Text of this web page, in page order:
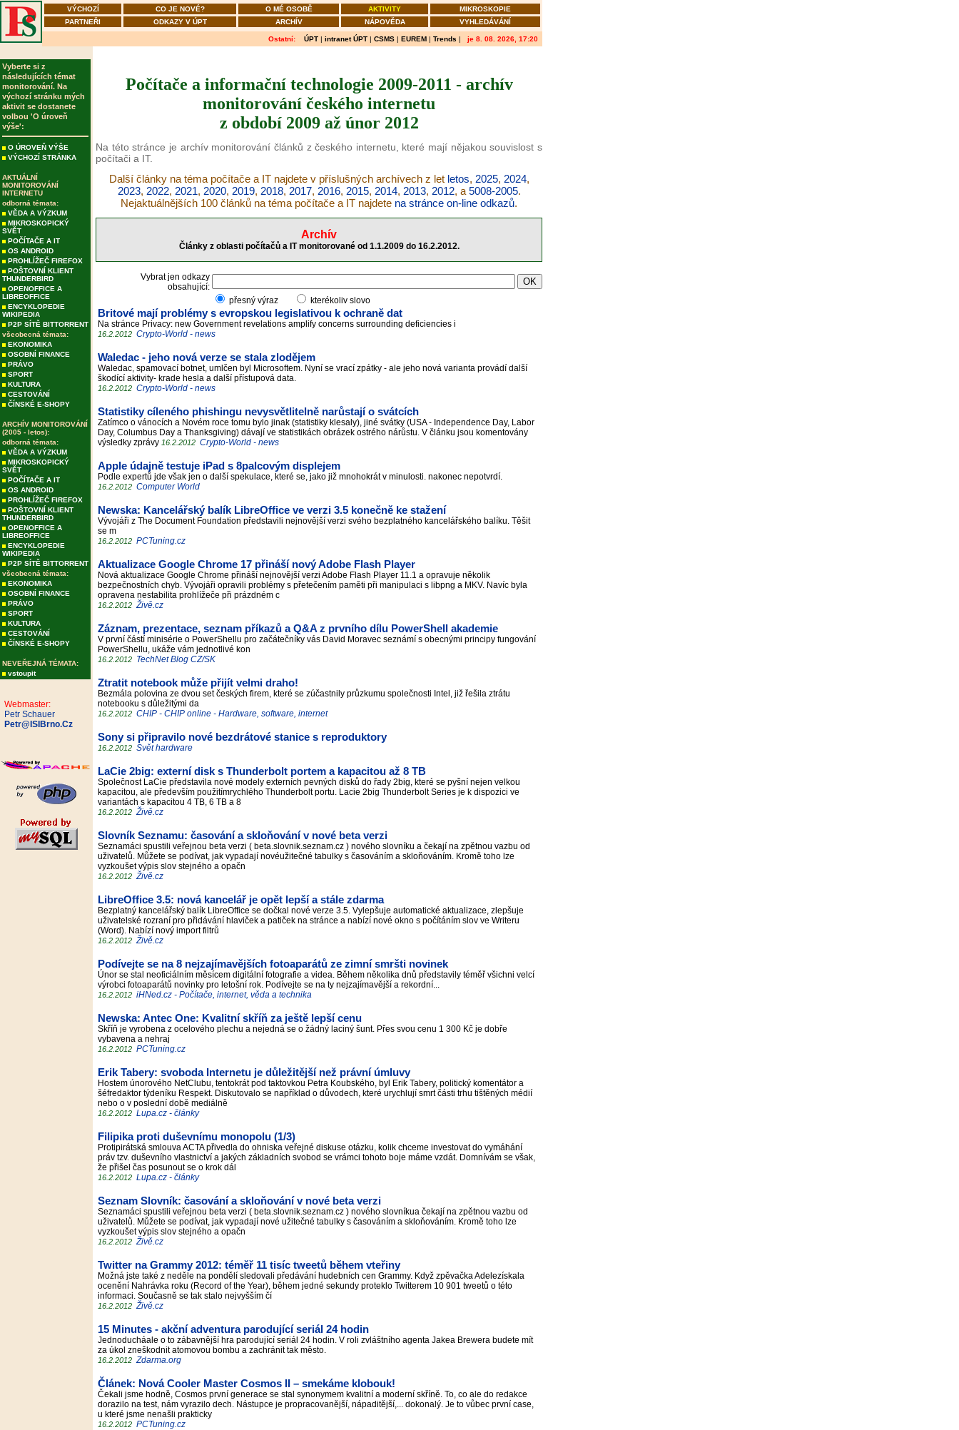
VÝCHOZÍ CO JE NOVÉ? O MÉ OSOBĚ AKTIVITY
MIKROSKOPIE
PARTNEŘI
ODKAZY V ÚPT ARCHÍV NÁPOVĚDA VYHLEDÁVÁNÍ
Ostatní: ÚPT | intranet ÚPT | CSMS | EUREM | Trends | je 8. 08. 2026, 17:20
Vyberte si z
následujících témat
monitorování. Na
výchozí stránku mých
aktivit se dostanete
volbou 'O úroveň
výše':
O ÚROVEŇ VÝŠE
VÝCHOZÍ STRÁNKA
AKTUÁLNÍ
MONITOROVÁNÍ
INTERNETU
odborná témata:
VĚDA A VÝZKUM
MIKROSKOPICKÝ
SVĚT
POČÍTAČE A IT
OS ANDROID
PROHLÍŽEČ FIREFOX
POŠTOVNÍ KLIENT
THUNDERBIRD
OPENOFFICE A
LIBREOFFICE
ENCYKLOPEDIE
WIKIPEDIA
P2P SÍTĚ BITTORRENT
všeobecná témata:
EKONOMIKA
OSOBNÍ FINANCE
PRÁVO
SPORT
KULTURA
CESTOVÁNÍ
ČÍNSKÉ E-SHOPY
ARCHÍV MONITOROVÁNÍ
(2005 - letos):
odborná témata:
VĚDA A VÝZKUM
MIKROSKOPICKÝ
SVĚT
POČÍTAČE A IT
OS ANDROID
PROHLÍŽEČ FIREFOX
POŠTOVNÍ KLIENT
THUNDERBIRD
OPENOFFICE A
LIBREOFFICE
ENCYKLOPEDIE
WIKIPEDIA
P2P SÍTĚ BITTORRENT
všeobecná témata:
EKONOMIKA
OSOBNÍ FINANCE
PRÁVO
SPORT
KULTURA
CESTOVÁNÍ
ČÍNSKÉ E-SHOPY
NEVEŘEJNÁ TÉMATA:
vstoupit
Webmaster:
Petr Schauer
Petr@ISIBrno.Cz
Počítače a informační technologie 2009-2011 - archív
monitorování českého internetu
z období 2009 až únor 2012
Na této stránce je archív monitorování článků z českého internetu, které mají nějakou souvislost s
počítači a IT.
Další články na téma počítače a IT najdete v příslušných archívech z let letos, 2025, 2024,
2023, 2022, 2021, 2020, 2019, 2018, 2017, 2016, 2015, 2014, 2013, 2012, a 5008-2005.
Nejaktuálnějších 100 článků na téma počítače a IT najdete na stránce on-line odkazů.
Archív
Články z oblasti počítačů a IT monitorované od 1.1.2009 do 16.2.2012.
Vybrat jen odkazy
obsahující:
přesný výraz
kterékoliv slovo
Britové mají problémy s evropskou legislativou k ochraně dat
Na stránce Privacy: new Government revelations amplify concerns surrounding deficiencies i
16.2.2012 Crypto-World - news
Waledac - jeho nová verze se stala zlodějem
Waledac, spamovací botnet, umlčen byl Microsoftem. Nyní se vrací zpátky - ale jeho nová varianta provádí další
škodící aktivity- krade hesla a další přístupová data.
16.2.2012 Crypto-World - news
Statistiky cíleného phishingu nevysvětlitelně narůstají o svátcích
Zatímco o vánocích a Novém roce tomu bylo jinak (statistiky klesaly), jiné svátky (USA - Independence Day, Labor
Day, Columbus Day a Thanksgiving) dávají ve statistikách obrázek ostrého nárůstu. V článku jsou komentovány
výsledky zprávy 16.2.2012 Crypto-World - news
Apple údajně testuje iPad s 8palcovým displejem
Podle expertů jde však jen o další spekulace, které se, jako již mnohokrát v minulosti. nakonec nepotvrdí.
16.2.2012 Computer World
Newska: Kancelářský balík LibreOffice ve verzi 3.5 konečně ke stažení
Vývojáři z The Document Foundation představili nejnovější verzi svého bezplatného kancelářského balíku. Těšit
se m
16.2.2012 PCTuning.cz
Aktualizace Google Chrome 17 přináší nový Adobe Flash Player
Nová aktualizace Google Chrome přináší nejnovější verzi Adobe Flash Player 11.1 a opravuje několik
bezpečnostních chyb. Vývojáři opravili problémy s přetečením paměti při manipulaci s libpng a MKV. Navíc byla
opravena nestabilita prohlížeče při prázdném c
16.2.2012 Živě.cz
Záznam, prezentace, seznam příkazů a Q&A z prvního dílu PowerShell akademie
V první částí minisérie o PowerShellu pro začátečníky vás David Moravec seznámí s obecnými principy fungování
PowerShellu, ukáže vám jednotlivé kon
16.2.2012 TechNet Blog CZ/SK
Ztratit notebook může přijít velmi draho!
Bezmála polovina ze dvou set českých firem, které se zúčastnily průzkumu společnosti Intel, již řešila ztrátu
notebooku s důležitými da
16.2.2012 CHIP - CHIP online - Hardware, software, internet
Sony si připravilo nové bezdrátové stanice s reproduktory
16.2.2012 Svět hardware
LaCie 2big: externí disk s Thunderbolt portem a kapacitou až 8 TB
Společnost LaCie představila nové modely externích pevných disků do řady 2big, které se pyšní nejen velkou
kapacitou, ale především použitímrychlého Thunderbolt portu. Lacie 2big Thunderbolt Series je k dispozici ve
variantách s kapacitou 4 TB, 6 TB a 8
16.2.2012 Živě.cz
Slovník Seznamu: časování a skloňování v nové beta verzi
Seznamáci spustili veřejnou beta verzi ( beta.slovnik.seznam.cz ) nového slovníku a čekají na zpětnou vazbu od
uživatelů. Můžete se podívat, jak vypadají novéužitečné tabulky s časováním a skloňováním. Kromě toho lze
vyzkoušet výpis slov stejného a opačn
16.2.2012 Živě.cz
LibreOffice 3.5: nová kancelář je opět lepší a stále zdarma
Bezplatný kancelářský balík LibreOffice se dočkal nové verze 3.5. Vylepšuje automatické aktualizace, zlepšuje
uživatelské rozraní pro přidávání hlaviček a patiček na stránce a nabízí nové okno s počítáním slov ve Writeru
(Word). Nabízí nový import filtrů
16.2.2012 Živě.cz
Podívejte se na 8 nejzajímavějších fotoaparátů ze zimní smršti novinek
Únor se stal neoficiálním měsícem digitální fotografie a videa. Během několika dnů představily téměř všichni velcí
výrobci fotoaparátů novinky pro letošní rok. Podívejte se na ty nejzajímavější a rekordní...
16.2.2012 iHNed.cz - Počítače, internet, věda a technika
Newska: Antec One: Kvalitní skříň za ještě lepší cenu
Skříň je vyrobena z ocelového plechu a nejedná se o žádný laciný šunt. Přes svou cenu 1 300 Kč je dobře
vybavena a nehraj
16.2.2012 PCTuning.cz
Erik Tabery: svoboda Internetu je důležitější než právní úmluvy
Hostem únorového NetClubu, tentokrát pod taktovkou Petra Koubského, byl Erik Tabery, politický komentátor a
šéfredaktor týdeníku Respekt. Diskutovalo se například o důvodech, které urychlují smrt části trhu tištěných médií
nebo o v poslední době mediálně
16.2.2012 Lupa.cz - články
Filipika proti duševnímu monopolu (1/3)
Protipirátská smlouva ACTA přivedla do ohniska veřejné diskuse otázku, kolik chceme investovat do vymáhání
práv tzv. duševního vlastnictví a jakých základních svobod se vrámci tohoto boje máme vzdát. Domnívám se však,
že přišel čas posunout se o krok dál
16.2.2012 Lupa.cz - články
Seznam Slovník: časování a skloňování v nové beta verzi
Seznamáci spustili veřejnou beta verzi ( beta.slovnik.seznam.cz ) nového slovníkua čekají na zpětnou vazbu od
uživatelů. Můžete se podívat, jak vypadají nové užitečné tabulky s časováním a skloňováním. Kromě toho lze
vyzkoušet výpis slov stejného a opačn
16.2.2012 Živě.cz
Twitter na Grammy 2012: téměř 11 tisíc tweetů během vteřiny
Možná jste také z neděle na pondělí sledovali předávání hudebních cen Grammy. Když zpěvačka Adelezískala
ocenění Nahrávka roku (Record of the Year), během jedné sekundy proteklo Twitterem 10 901 tweetů o této
informaci. Současně se tak stalo nejvyšším čí
16.2.2012 Živě.cz
15 Minutes - akční adventura parodující seriál 24 hodin
Jednoducháale o to zábavnější hra parodující seriál 24 hodin. V roli zvláštního agenta Jakea Brewera budete mít
za úkol zneškodnit atomovou bombu a zachránit tak město.
16.2.2012 Zdarma.org
Článek: Nová Cooler Master Cosmos II – smekáme klobouk!
Čekali jsme hodně, Cosmos první generace se stal synonymem kvalitní a moderní skříně. To, co ale do redakce
dorazilo na test, nám vyrazilo dech. Nástupce je propracovanější, nápaditější,... dokonalý. Je to vůbec první case,
u které jsme nenašli prakticky
16.2.2012 PCTuning.cz